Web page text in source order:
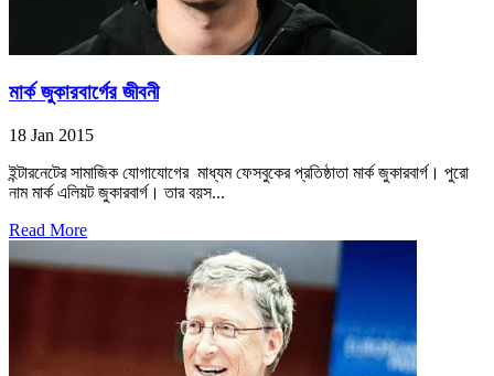
মার্ক জুকারবার্গের জীবনী
18 Jan 2015
ইন্টারনেটের সামাজিক যোগাযোগের মাধ্যম ফেসবুকের প্রতিষ্ঠাতা মার্ক জুকারবার্গ। পুরো
নাম মার্ক এলিয়ট জুকারবার্গ। তার বয়স...
Read More